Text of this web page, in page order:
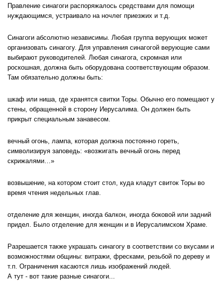
Правление синагоги распоряжалось средствами для помощи
нуждающимся, устраивало на ночлег приезжих и т.д.
Синагоги абсолютно независимы. Любая группа верующих может
организовать синагогу. Для управления синагогой верующие сами
выбирают руководителей. Любая синагога, скромная или
роскошная, должна быть оборудована соответствующим образом.
Там обязательно должны быть:
шкаф или ниша, где хранятся свитки Торы. Обычно его помещают у
стены, обращенной в сторону Иерусалима. Он должен быть
прикрыт специальным занавесом.
вечный огонь, лампа, которая должна постоянно гореть,
символизируя заповедь: «возжигать вечный огонь перед
скрижалями…»
возвышение, на котором стоит стол, куда кладут свиток Торы во
время чтения недельных глав.
отделение для женщин, иногда балкон, иногда боковой или задний
придел. Было отделение для женщин и в Иерусалимском Храме.
Разрешается также украшать синагогу в соответствии со вкусами и
возможностями общины: витражи, фресками, резьбой по дереву и
т.п. Ограничения касаются лишь изображений людей.
А тут - вот такие разные синагоги...